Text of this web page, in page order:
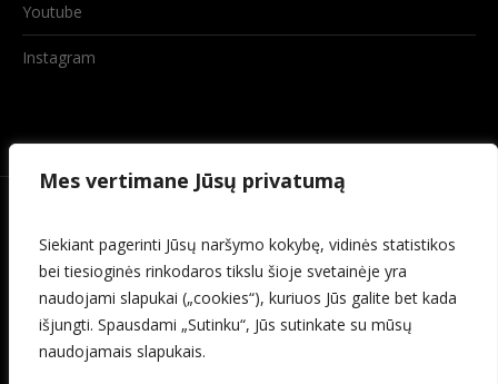
Mes vertimane Jūsų privatumą
Siekiant pagerinti Jūsų naršymo kokybę, vidinės statistikos
bei tiesioginės rinkodaros tikslu šioje svetainėje yra
naudojami slapukai („cookies“), kuriuos Jūs galite bet kada
išjungti. Spausdami „Sutinku“, Jūs sutinkate su mūsų
naudojamais slapukais.
Youtube
Instagram